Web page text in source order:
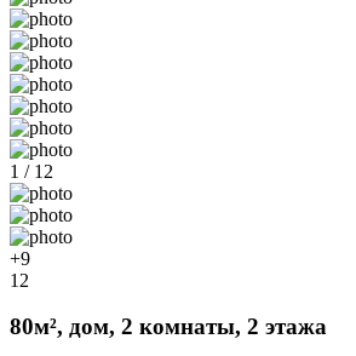
1 / 12
+9
12
80м², дом, 2 комнаты, 2 этажа